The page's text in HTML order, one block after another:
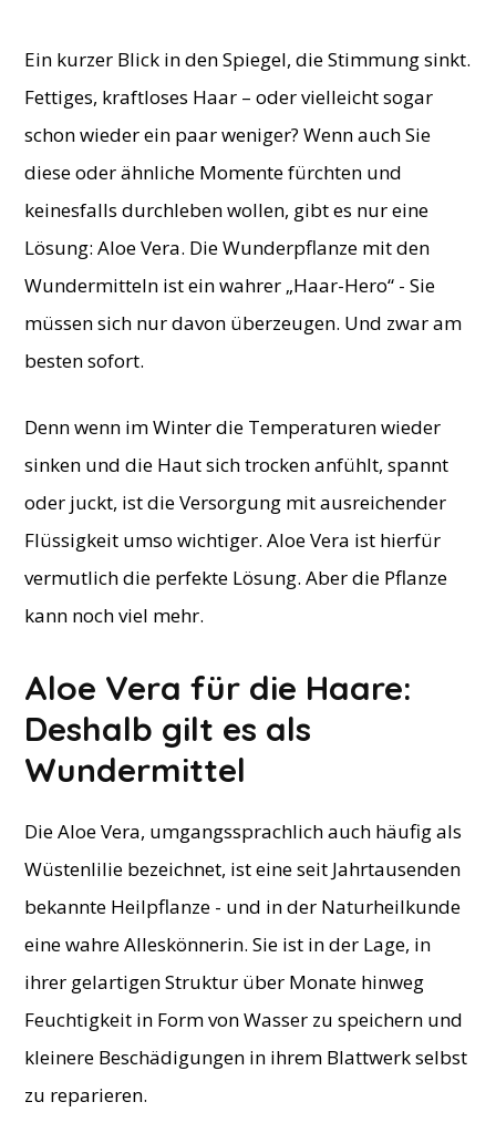
Ein kurzer Blick in den Spiegel, die Stimmung sinkt.
Fettiges, kraftloses Haar – oder vielleicht sogar
schon wieder ein paar weniger? Wenn auch Sie
diese oder ähnliche Momente fürchten und
keinesfalls durchleben wollen, gibt es nur eine
Lösung: Aloe Vera. Die Wunderpflanze mit den
Wundermitteln ist ein wahrer „Haar-Hero“ - Sie
müssen sich nur davon überzeugen. Und zwar am
besten sofort.
Denn wenn im Winter die Temperaturen wieder
sinken und die Haut sich trocken anfühlt, spannt
oder juckt, ist die Versorgung mit ausreichender
Flüssigkeit umso wichtiger. Aloe Vera ist hierfür
vermutlich die perfekte Lösung. Aber die Pflanze
kann noch viel mehr.
​Aloe Vera für die Haare:
Deshalb gilt es als
Wundermittel
Die Aloe Vera, umgangssprachlich auch häufig als
Wüstenlilie bezeichnet, ist eine seit Jahrtausenden
bekannte Heilpflanze - und in der Naturheilkunde
eine wahre Alleskönnerin. Sie ist in der Lage, in
ihrer gelartigen Struktur über Monate hinweg
Feuchtigkeit in Form von Wasser zu speichern und
kleinere Beschädigungen in ihrem Blattwerk selbst
zu reparieren.